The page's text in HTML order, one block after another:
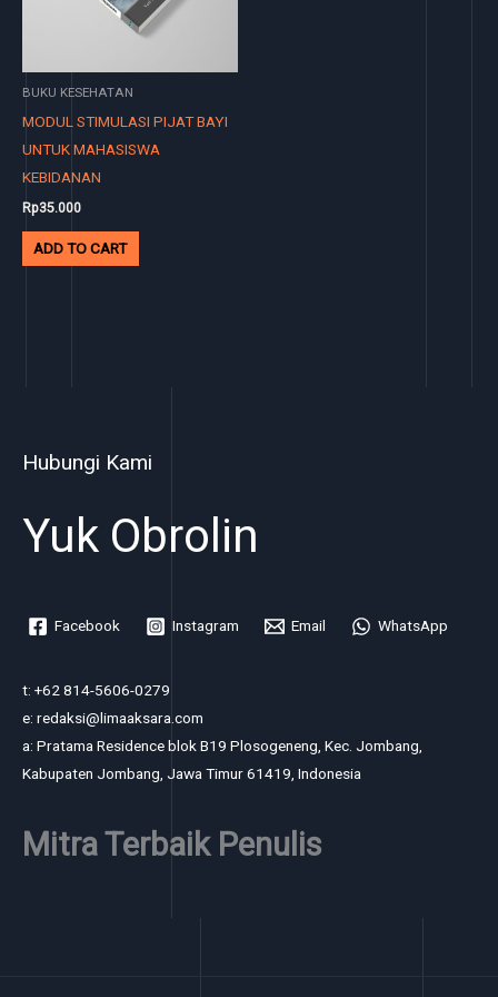
BUKU KESEHATAN
MODUL STIMULASI PIJAT BAYI
UNTUK MAHASISWA
KEBIDANAN
Rp35.000
ADD TO CART
Hubungi Kami
Yuk Obrolin
Facebook Instagram Email WhatsApp
t: +62 814-5606-0279
e: redaksi@limaaksara.com
a: Pratama Residence blok B19 Plosogeneng, Kec. Jombang,
Kabupaten Jombang, Jawa Timur 61419, Indonesia
Mitra Terbaik Penulis